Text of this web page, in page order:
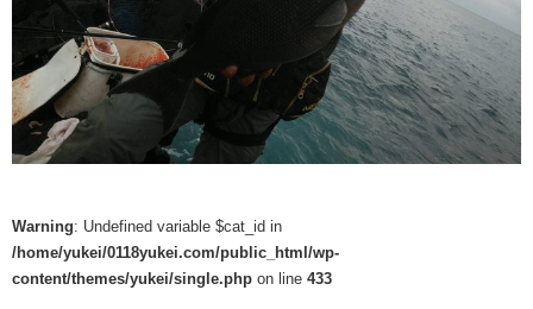
Warning: Undefined variable $cat_id in
/home/yukei/0118yukei.com/public_html/wp-
content/themes/yukei/single.php on line 433